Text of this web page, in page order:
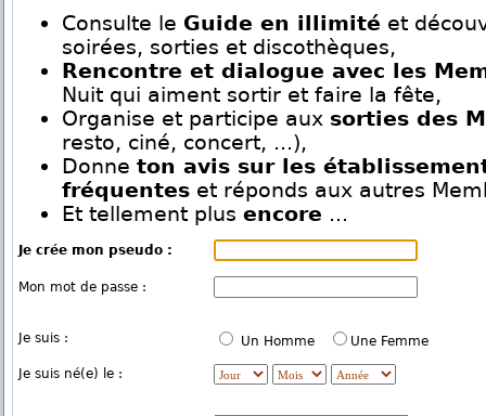
Consulte le Guide en illimité et
soirées, sorties et discothèques,
Rencontre et dialogue avec les
Nuit qui aiment sortir et faire la fête,
Organise et participe aux sorties des
resto, ciné, concert, ...),
Donne ton avis sur les
fréquentes et réponds aux autres
Et tellement plus encore ...
Je crée mon pseudo :
Mon mot de passe :
Je suis : Un Homme Une Femme
Je suis né(e) le :